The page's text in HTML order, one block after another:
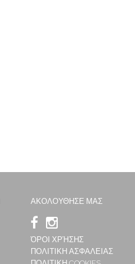
ΑΚΟΛΟΥΘΗΣΕ ΜΑΣ
ΌΡΟΙ ΧΡΉΣΗΣ
ΠΟΛΙΤΙΚΗ ΑΣΦΑΛΕΙΑΣ